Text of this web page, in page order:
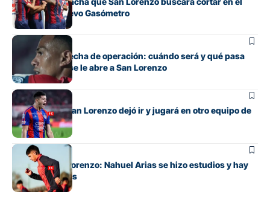
clásico del Nuevo Gasómetro
Fútbol
Barrios tiene fecha de operación: cuándo será y qué pasa
con cupo que se le abre a San Lorenzo
Fútbol
El lateral que San Lorenzo dejó ir y jugará en otro equipo de
Primera
Fútbol
Alivio en San Lorenzo: Nahuel Arias se hizo estudios y hay
buenas noticias